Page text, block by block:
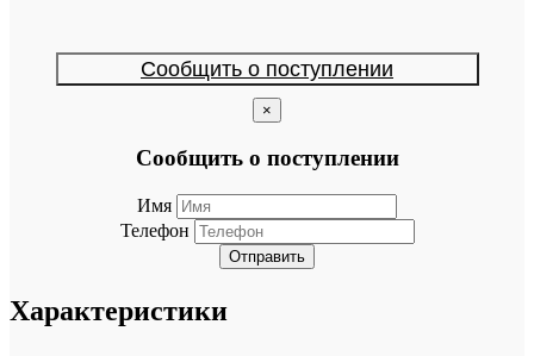
Сообщить о поступлении
×
Сообщить о поступлении
Имя
Телефон
Отправить
Характеристики